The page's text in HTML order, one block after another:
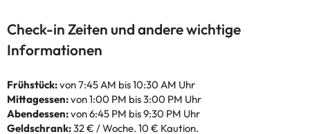
Check-in Zeiten und andere wichtige
Informationen
Frühstück:von 7:45 AM bis 10:30 AM Uhr
Mittagessen:von 1:00 PM bis 3:00 PM Uhr
Abendessen:von 6:45 PM bis 9:30 PM Uhr
Geldschrank:32 € / Woche. 10 € Kaution.